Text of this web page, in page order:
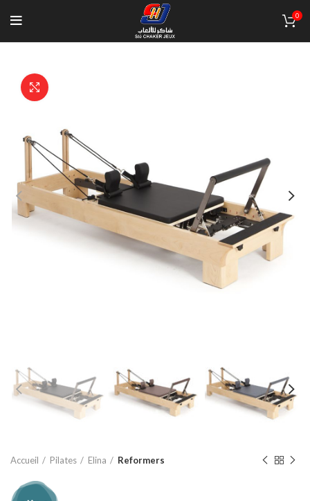
0
Accueil Pilates Elina Reformers